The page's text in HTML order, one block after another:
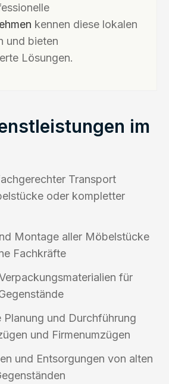
kennen diese lokalen
und bieten
Lösungen.
im
Transport
oder kompletter
Montage aller Möbelstücke
Fachkräfte
für
Planung und Durchführung
und Firmenumzügen
und Entsorgungen von alten